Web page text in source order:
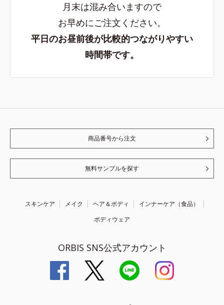
月末は混み合いますので
お早めにご注文ください。
平日のお昼前後が比較的つながりやすい
時間帯です。
商品番号から注文
無料サンプルを探す
スキンケア メイク ヘア＆ボディ
インナーケア（食品）
ボディウェア
ORBIS SNS公式アカウント